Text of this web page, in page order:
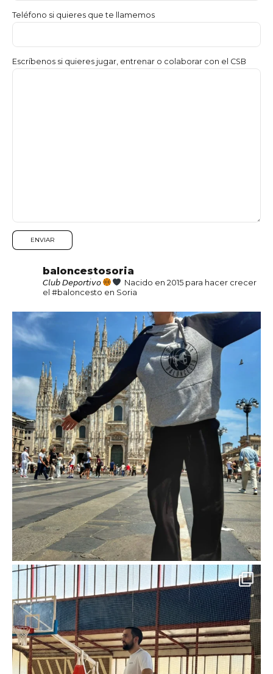
Teléfono si quieres que te llamemos
Escríbenos si quieres jugar, entrenar o colaborar con el CSB
baloncestosoria
𝘊𝘭𝘶𝘣 𝘋𝘦𝘱𝘰𝘳𝘵𝘪𝘷𝘰
Nacido en 2015 para hacer crecer
el #baloncesto en Soria